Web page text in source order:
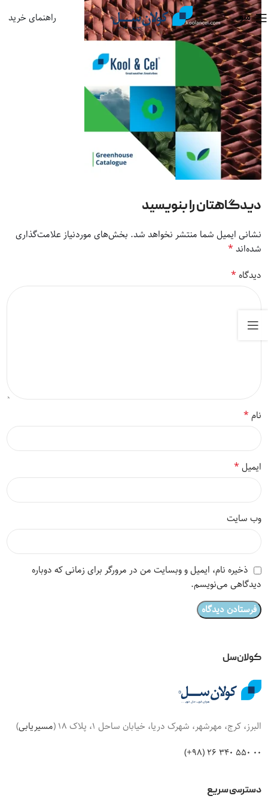
منو راهنمای خرید
دیدگاهتان را بنویسید
نشانی ایمیل شما منتشر نخواهد شد. بخش‌های موردنیاز علامت‌گذاری
شده‌اند*
دیدگاه*
نام*
ایمیل*
وب‌ سایت
ذخیره نام، ایمیل و وبسایت من در مرورگر برای زمانی که دوباره
دیدگاهی می‌نویسم.
کولان‌سل
البرز، کرج، مهرشهر، شهرک دریا، خیابان ساحل 1، پلاک 18 ( مسیریابی)
00 550 340 26 (98+)
دسترسی سریع